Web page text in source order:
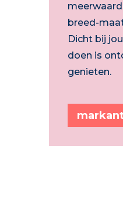
breed-
Dicht bij
doen is
genieten.